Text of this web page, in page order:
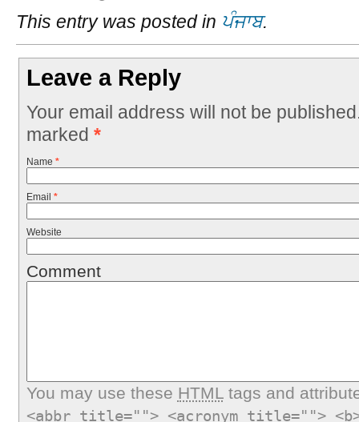
This entry was posted in ਪੰਜਾਬ.
Leave a Reply
Your email address will not be
marked *
Name *
Email *
Website
Comment
You may use these HTMLtags and
<abbr title=""> <acronym title="">